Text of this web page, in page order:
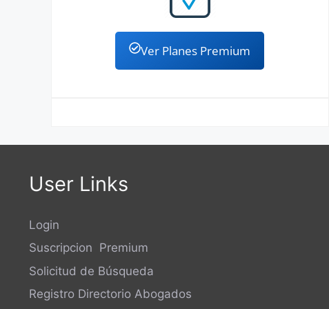
Ver Planes Premium
User Links
Login
Suscripcion Premium
Solicitud de Búsqueda
Registro Directorio Abogados